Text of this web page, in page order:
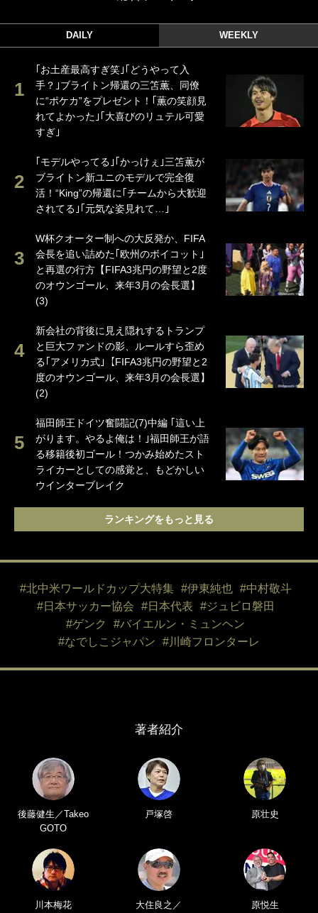
DAILY WEEKLY
｢お土産最高すぎ笑｣｢どうやって入
手？｣ブライトン帰還の三笘薫、同僚
に“ポケカ”をプレゼント！｢薫の笑顔見
れてよかった｣｢大喜びのリュテル可愛
すぎ｣
｢モデルやってる｣｢かっけぇ｣三笘薫が
ブライトン新ユニのモデルで完全復
活！“King”の帰還に｢チームから大歓迎
されてる｣｢元気な姿見れて…｣
W杯クオーター制への大反発か、FIFA
会長を追い詰めた｢欧州のボイコット｣
と再選の行方【FIFA3兆円の野望と2度
のオウンゴール、来年3月の会長選】
(3)
新会社の背後に見え隠れするトランプ
と巨大ファンドの影、ルールすら歪め
る｢アメリカ式｣【FIFA3兆円の野望と2
度のオウンゴール、来年3月の会長選】
(2)
福田師王ドイツ奮闘記(7)中編 ｢這い上
がります。やるよ俺は！｣福田師王が語
る移籍後初ゴール！つかみ始めたスト
ライカーとしての感覚と、もどかしい
ウインターブレイク
ランキングをもっと見る
#北中米ワールドカップ大特集 #伊東純也
#中村敬斗
#日本サッカー協会
#日本代表
#ジュビロ磐田
#ゲンク
#バイエルン・ミュンヘン
#なでしこジャパン
#川崎フロンターレ
著者紹介
後藤健生／Takeo
GOTO
戸塚啓 原壮史
川本梅花
大住良之／
原悦生